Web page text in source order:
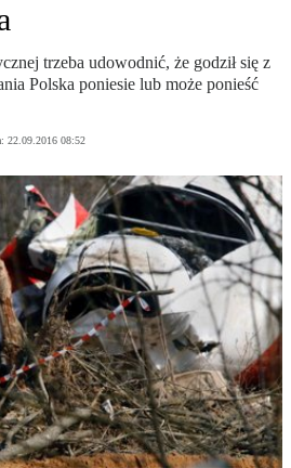
trzeba udowodnić, że godził się z
Polska poniesie lub może ponieść
22.09.2016 08:52